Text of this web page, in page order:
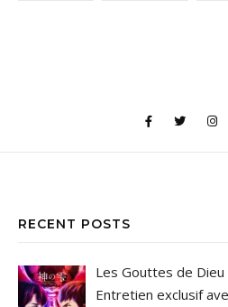
RECENT POSTS
Les Gouttes de Dieu
Entretien exclusif